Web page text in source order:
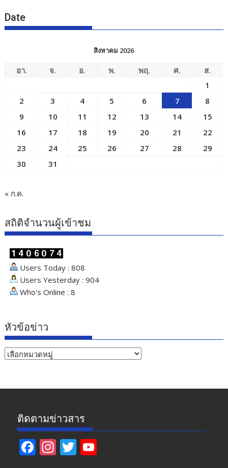
Date
สิงหาคม 2026
อา. จ. อ. พ. พฤ. ศ.
ส.
1
2
3 4 5 6 7
8
9
10 11 12 13 14
15
16
17 18 19 20 21
22
23
24 25 26 27 28
29
30
31
« ก.ค.
สถิติจำนวนผู้เข้าชม
Users Today : 808
Users Yesterday : 904
Who's Online : 8
หัวข้อข่าว
หัวข้อ
ติดตามข่าวสาร
F In T